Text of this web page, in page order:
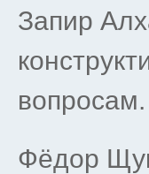
Запир
вопросам.
Фёдор